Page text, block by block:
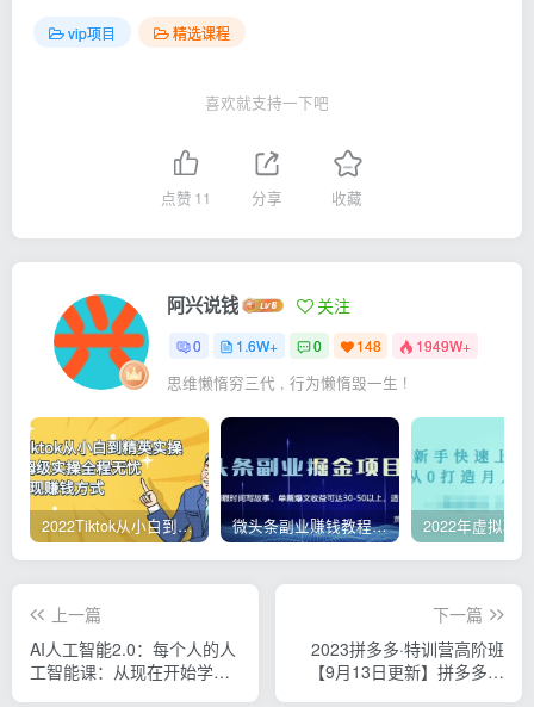
vip项目 精选课程
喜欢就支持一下吧
点赞 11 分享 收藏
阿兴说钱 关注
0 1.6W+ 0 148 1949W+
思维懒惰穷三代 , 行为懒惰毁一生 !
2022Tiktok从小白到精英实操，0-1保姆级实操全程无忧，多种变现赚钱方式 微头条副业赚钱教程，项目单号单天做到50-100+收益
上一篇
AI人工智能2.0：每个人的人
工智能课：从现在开始学习
下一篇
2023拼多多·特训营高阶班
【9月13日更新】拼多多最